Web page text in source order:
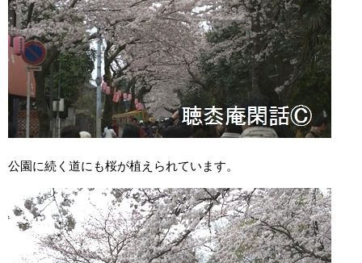
公園に続く道にも桜が植えられています。